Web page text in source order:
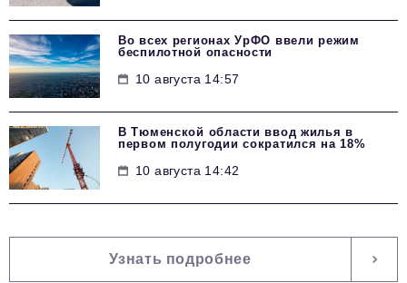
Во всех регионах УрФО ввели режим
беспилотной опасности
10 августа 14:57
В Тюменской области ввод жилья в
первом полугодии сократился на 18%
10 августа 14:42
Узнать подробнее